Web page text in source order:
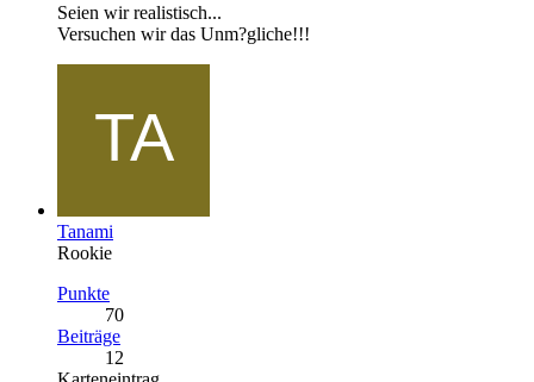
Seien wir realistisch...
Versuchen wir das Unm?gliche!!!
Tanami
Rookie
Punkte
70
Beiträge
12